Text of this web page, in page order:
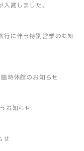
賞しました。
に伴う特別営業のお知
時休館のお知らせ
お知らせ
せ